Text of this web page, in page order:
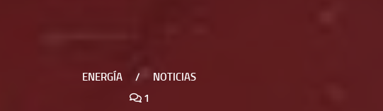
ENERGÍA /
NOTICIAS
1